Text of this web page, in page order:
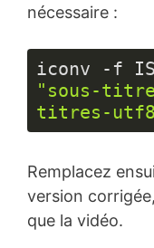
nécessaire :
iconv -f
"sous-
titres-
code :
JavaScript
( javascript )
Remplacez
version
que la vidéo.